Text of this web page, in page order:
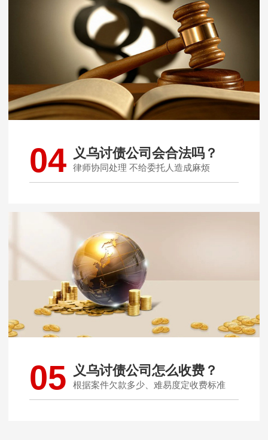
04 义乌讨债公司会合法吗？
律师协同处理 不给委托人造成麻烦
05 义乌讨债公司怎么收费？
根据案件欠款多少、难易度定收费标准